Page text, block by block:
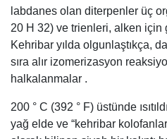
olarak bilinen siyah bir kalıntı
yağı içinde çözüldüğünde
yağı , bu formlar “amber
Formasyon [ değiştir ]
yüksek basınç ve
dönüştüren copal . Sürekli ısı